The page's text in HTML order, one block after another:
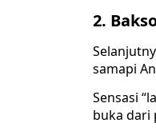
2.
samapi
Sensasi
buka dari